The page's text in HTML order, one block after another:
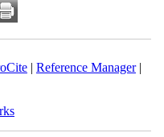
|Reference Manager